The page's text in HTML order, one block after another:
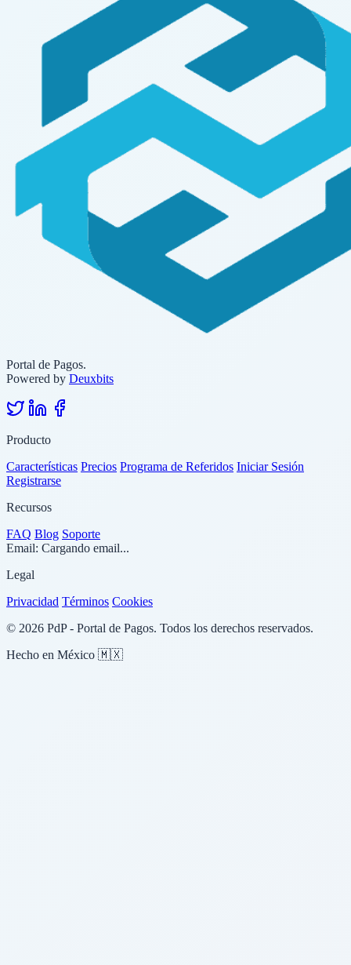
Portal de Pagos.
Powered by Deuxbits
Producto
Características Precios Programa de Referidos Iniciar Sesión
Registrarse
Recursos
FAQ Blog Soporte
Email: Cargando email...
Legal
Privacidad Términos Cookies
© 2026 PdP - Portal de Pagos. Todos los derechos reservados.
Hecho en México 🇲🇽